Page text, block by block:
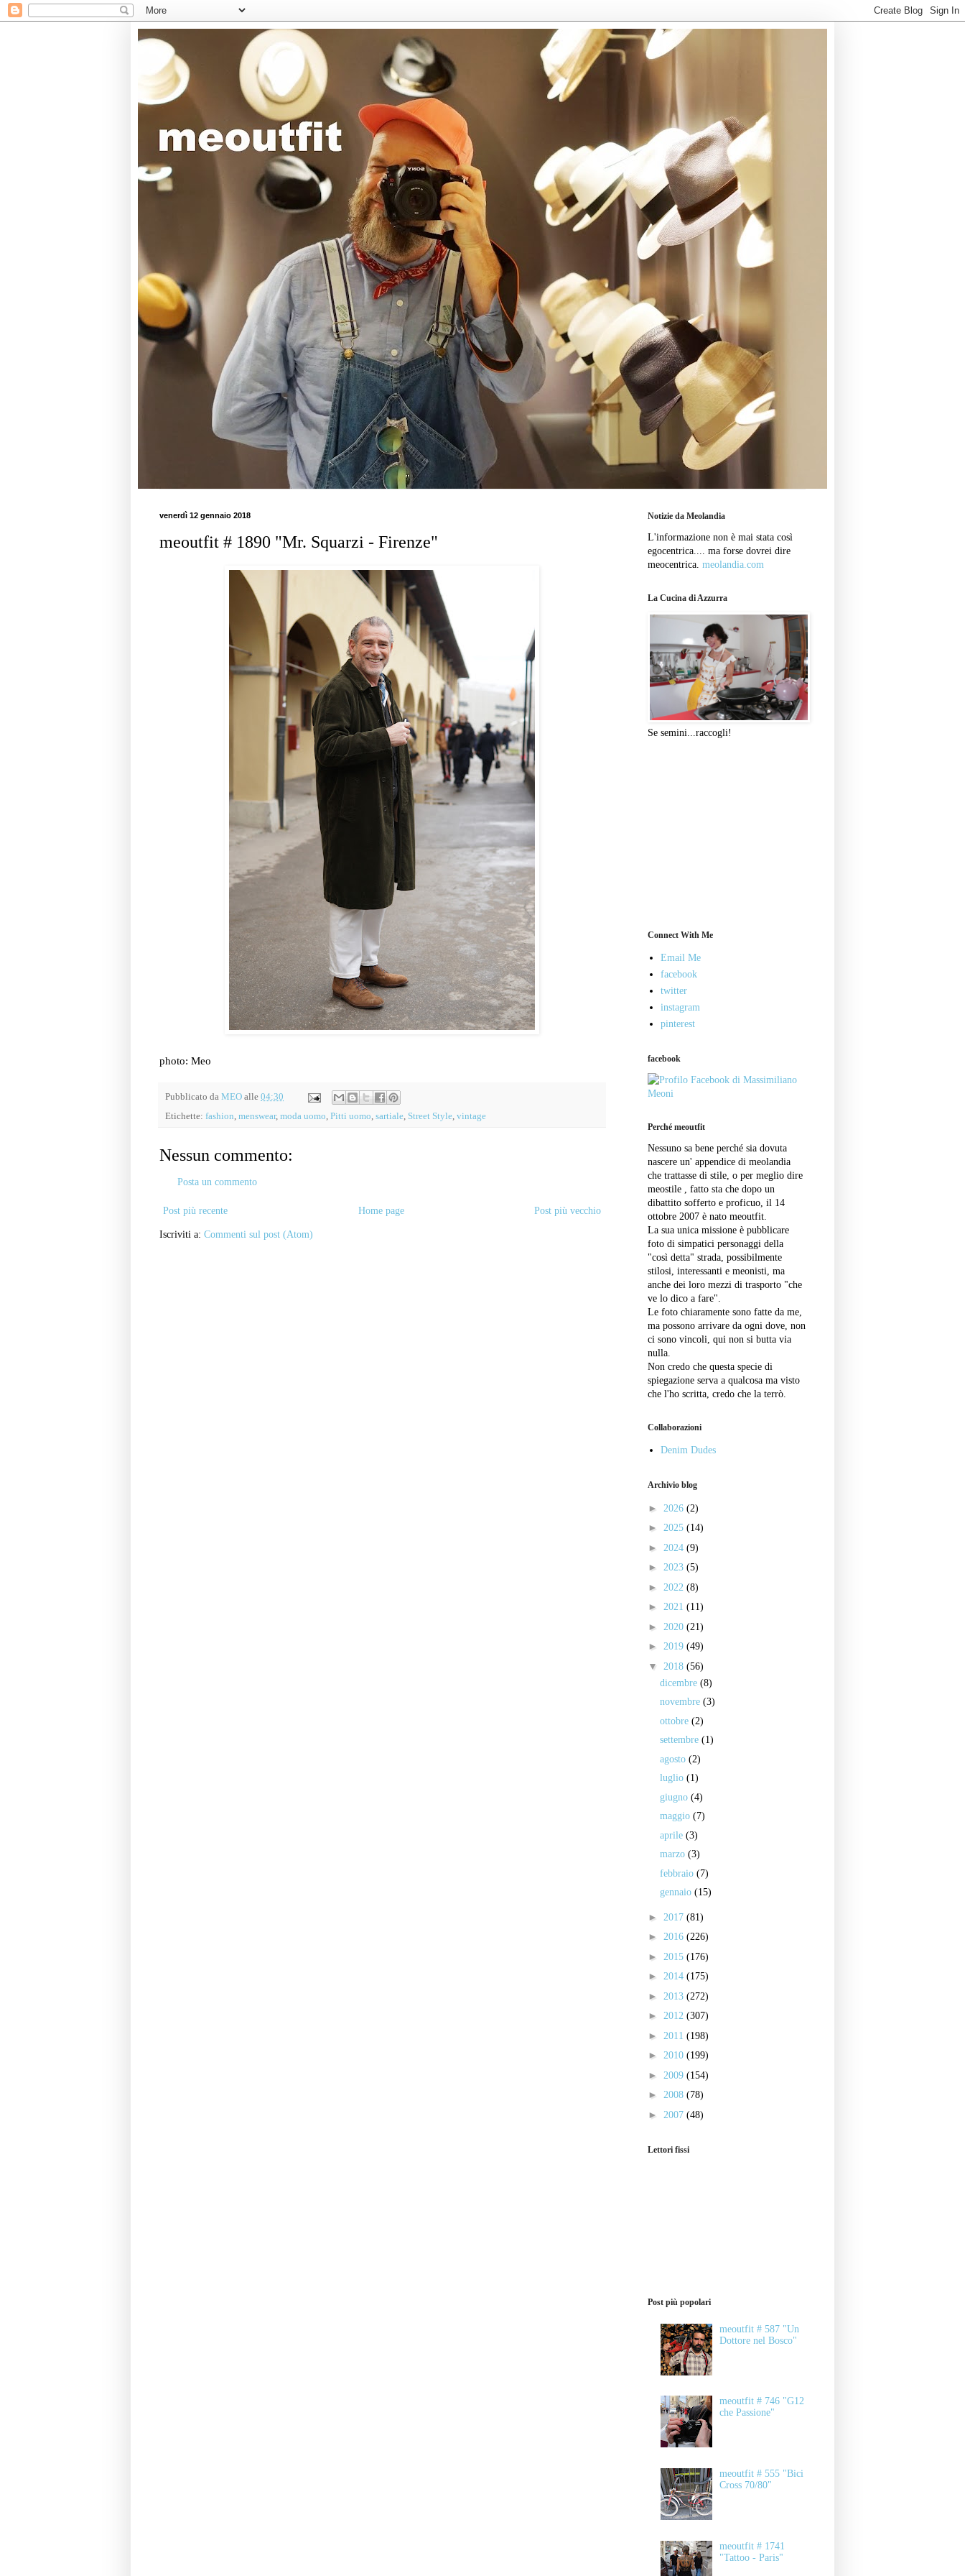
venerdì 12 gennaio 2018
meoutfit # 1890 "Mr. Squarzi - Firenze"
photo: Meo
Pubblicato da MEO alle 04:30
Etichette: fashion, menswear, moda uomo, Pitti uomo, sartiale, Street Style, vintage
Nessun commento:
Posta un commento
Post più recente Post più vecchio
Home page
Iscriviti a: Commenti sul post (Atom)
Notizie da Meolandia
L'informazione non è mai stata così
egocentrica.... ma forse dovrei dire
meocentrica. meolandia.com
La Cucina di Azzurra
Se semini...raccogli!
Connect With Me
Email Me
facebook
twitter
instagram
pinterest
facebook
Perché meoutfit
Nessuno sa bene perché sia dovuta
nascere un' appendice di meolandia
che trattasse di stile, o per meglio dire
meostile , fatto sta che dopo un
dibattito sofferto e proficuo, il 14
ottobre 2007 è nato meoutfit.
La sua unica missione è pubblicare
foto di simpatici personaggi della
"così detta" strada, possibilmente
stilosi, interessanti e meonisti, ma
anche dei loro mezzi di trasporto "che
ve lo dico a fare".
Le foto chiaramente sono fatte da me,
ma possono arrivare da ogni dove, non
ci sono vincoli, qui non si butta via
nulla.
Non credo che questa specie di
spiegazione serva a qualcosa ma visto
che l'ho scritta, credo che la terrò.
Collaborazioni
Denim Dudes
Archivio blog
► 2026 (2)
► 2025 (14)
► 2024 (9)
► 2023 (5)
► 2022 (8)
► 2021 (11)
► 2020 (21)
► 2019 (49)
▼ 2018 (56)
dicembre (8)
novembre (3)
ottobre (2)
settembre (1)
agosto (2)
luglio (1)
giugno (4)
maggio (7)
aprile (3)
marzo (3)
febbraio (7)
gennaio (15)
► 2017 (81)
► 2016 (226)
► 2015 (176)
► 2014 (175)
► 2013 (272)
► 2012 (307)
► 2011 (198)
► 2010 (199)
► 2009 (154)
► 2008 (78)
► 2007 (48)
Lettori fissi
Post più popolari
meoutfit # 587 "Un
Dottore nel Bosco"
meoutfit # 746 "G12
che Passione"
meoutfit # 555 "Bici
Cross 70/80"
meoutfit # 1741
"Tattoo - Paris"